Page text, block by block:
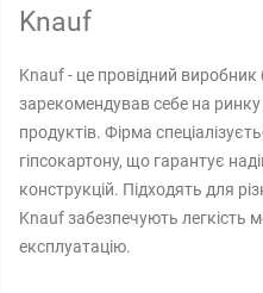
Knauf
Knauf - це провідний виробник
зарекомендував себе на ринку
продуктів. Фірма
гіпсокартону, що гарантує
конструкцій. Підходять для
Knauf забезпечують легкість
експлуатацію.